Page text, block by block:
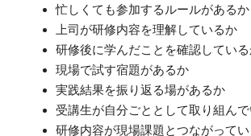
忙しくても参加するルールがあるか
上司が研修内容を理解しているか
研修後に学んだことを確認してい
現場で試す宿題があるか
実践結果を振り返る場があるか
受講生が自分ごととして取り組ん
研修内容が現場課題とつながって